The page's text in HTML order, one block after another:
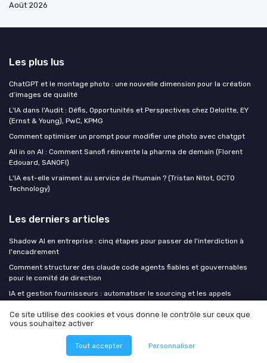
Août 2026
Les plus lus
ChatGPT et le montage photo : une nouvelle dimension pour la création
d’images de qualité
L'IA dans l'Audit : Défis, Opportunités et Perspectives chez Deloitte, EY
(Ernst & Young), PwC, KPMG
Comment optimiser un prompt pour modifier une photo avec chatgpt
All in on AI : Comment Sanofi réinvente la pharma de demain (Florent
Edouard, SANOFI)
L'IA est-elle vraiment au service de l'humain ? (Tristan Nitot, OCTO
Technology)
Les derniers articles
Shadow AI en entreprise : cinq étapes pour passer de l'interdiction à
l'encadrement
Comment structurer des claude code agents fiables et gouvernables
pour le comité de direction
IA et gestion fournisseurs : automatiser le sourcing et les appels
La course aux agents IA est un miroir aux alouettes pour les PME sans
IA et emploi : transformer l’alerte en stratégie pour les dirigeants
Ce site utilise des cookies et vous donne le contrôle sur ceux que
vous souhaitez activer
Tout accepter Personnaliser